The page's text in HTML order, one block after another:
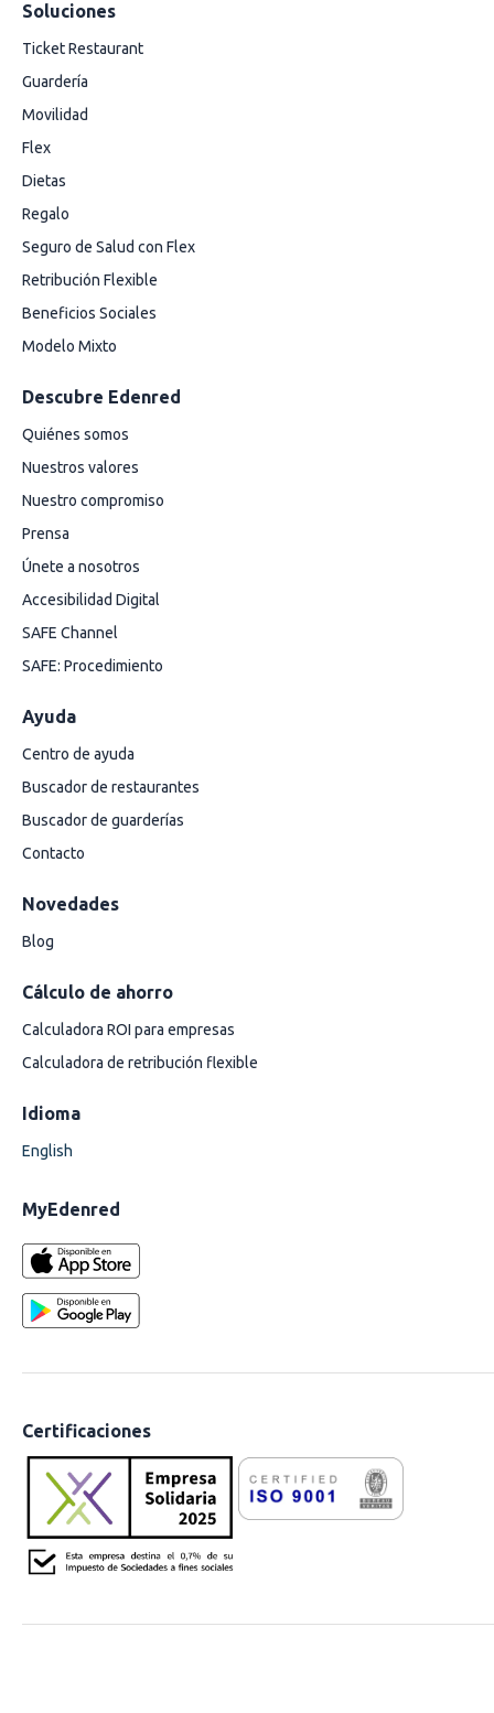
Soluciones
Ticket Restaurant
Guardería
Movilidad
Flex
Dietas
Regalo
Seguro de Salud con Flex
Retribución Flexible
Beneficios Sociales
Modelo Mixto
Descubre Edenred
Quiénes somos
Nuestros valores
Nuestro compromiso
Prensa
Únete a nosotros
Accesibilidad Digital
SAFE Channel
SAFE: Procedimiento
Ayuda
Centro de ayuda
Buscador de restaurantes
Buscador de guarderías
Contacto
Novedades
Blog
Cálculo de ahorro
Calculadora ROI para empresas
Calculadora de retribución flexible
Idioma
English
MyEdenred
Certificaciones